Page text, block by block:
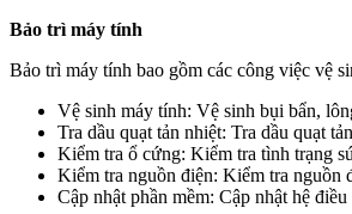
Bảo trì máy tính
Bảo trì máy tính bao gồm các công việc vệ
Vệ sinh máy tính: Vệ sinh bụi bẩn,
Tra dầu quạt tản nhiệt: Tra dầu quạt
Kiểm tra ổ cứng: Kiểm tra tình trạng
Kiểm tra nguồn điện: Kiểm tra nguồn
Cập nhật phần mềm: Cập nhật hệ